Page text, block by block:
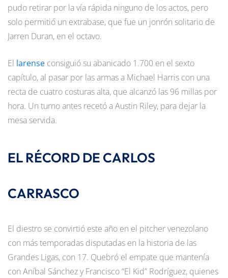
pudo retirar por la vía rápida ninguno de los actos, pero
solo permitió un extrabase, que fue un jonrón solitario de
Jarren Duran, en el octavo.
El larense consiguió su abanicado 1.700 en el sexto
capítulo, al pasar por las armas a Michael Harris con una
recta de cuatro costuras alta, que alcanzó las 96 millas por
hora. Un turno antes recetó a Austin Riley, para dejar la
mesa servida.
EL RÉCORD DE CARLOS
CARRASCO
El diestro se convirtió este año en el pitcher venezolano
con más temporadas disputadas en la historia de las
Grandes Ligas, con 17. Quebró el empate que mantenía
con Aníbal Sánchez y Francisco “El Kid” Rodríguez, quienes